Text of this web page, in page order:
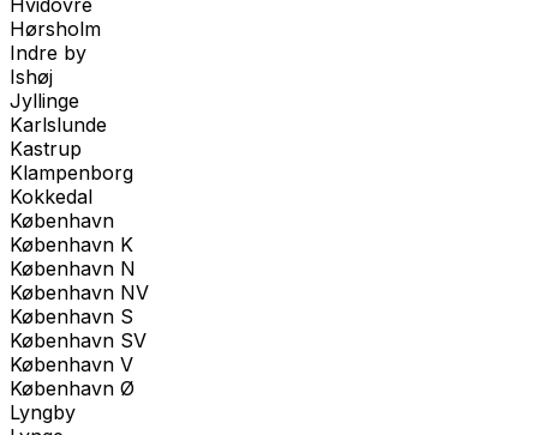
Hvidovre
Hørsholm
Indre by
Ishøj
Jyllinge
Karlslunde
Kastrup
Klampenborg
Kokkedal
København
København K
København N
København NV
København S
København SV
København V
København Ø
Lyngby